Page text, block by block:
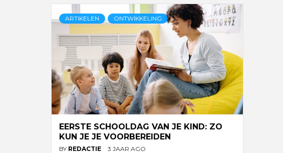
ARTIKELEN ONTWIKKELING
EERSTE SCHOOLDAG VAN JE KIND: ZO
KUN JE JE VOORBEREIDEN
BY REDACTIE 3 JAAR AGO